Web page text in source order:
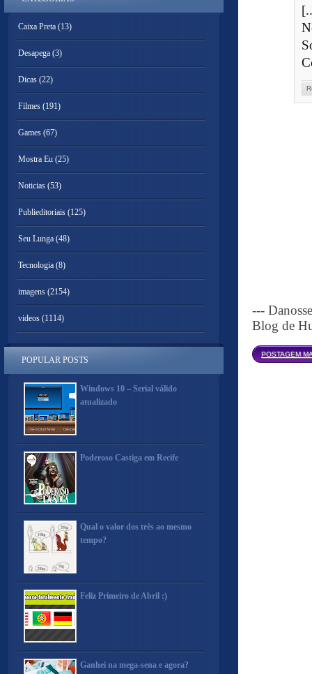
---
Blog de
POSTAGEM
Caixa Preta (13)
Desapega (3)
Dicas (22)
Filmes (191)
Games (67)
Mostra Eu (25)
Noticias (53)
Publieditoriais (125)
Seu Lunga (48)
Tecnologia (8)
imagens (2154)
videos (1114)
POPULAR POSTS
Windows 10 – Serial válido
atualizado
Poderoso Castiga em Recife
Qual o valor dos três ao mesmo
tempo?
Feliz Primeiro de Abril :)
Ganhei na mega-sena e agora?